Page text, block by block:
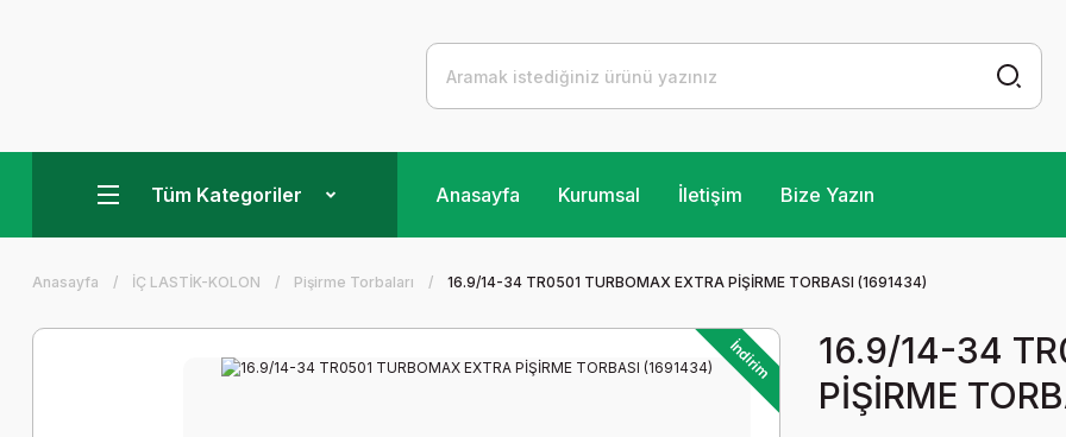
Tüm Kategoriler Anasayfa Kurumsal İletişim Bize Yazın
Anasayfa İÇ LASTİK-KOLON Pişirme Torbaları 16.9/14-34 TR0501 TURBOMAX EXTRA PİŞİRME TORBASI (1691434)
İndirim
16.9/14-34
PİŞİRME